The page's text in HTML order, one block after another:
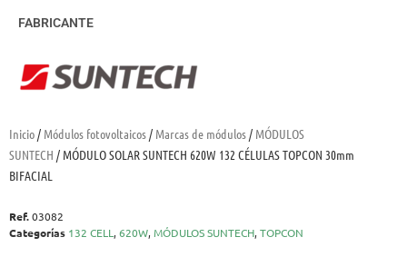
Inicio/ Módulos fotovoltaicos/ Marcas de módulos/ MÓDULOS
SUNTECH / MÓDULO SOLAR SUNTECH 620W 132 CÉLULAS TOPCON 30mm
BIFACIAL
Ref.03082
Categorías 132 CELL ,620W, MÓDULOS SUNTECH,TOPCON
FABRICANTE